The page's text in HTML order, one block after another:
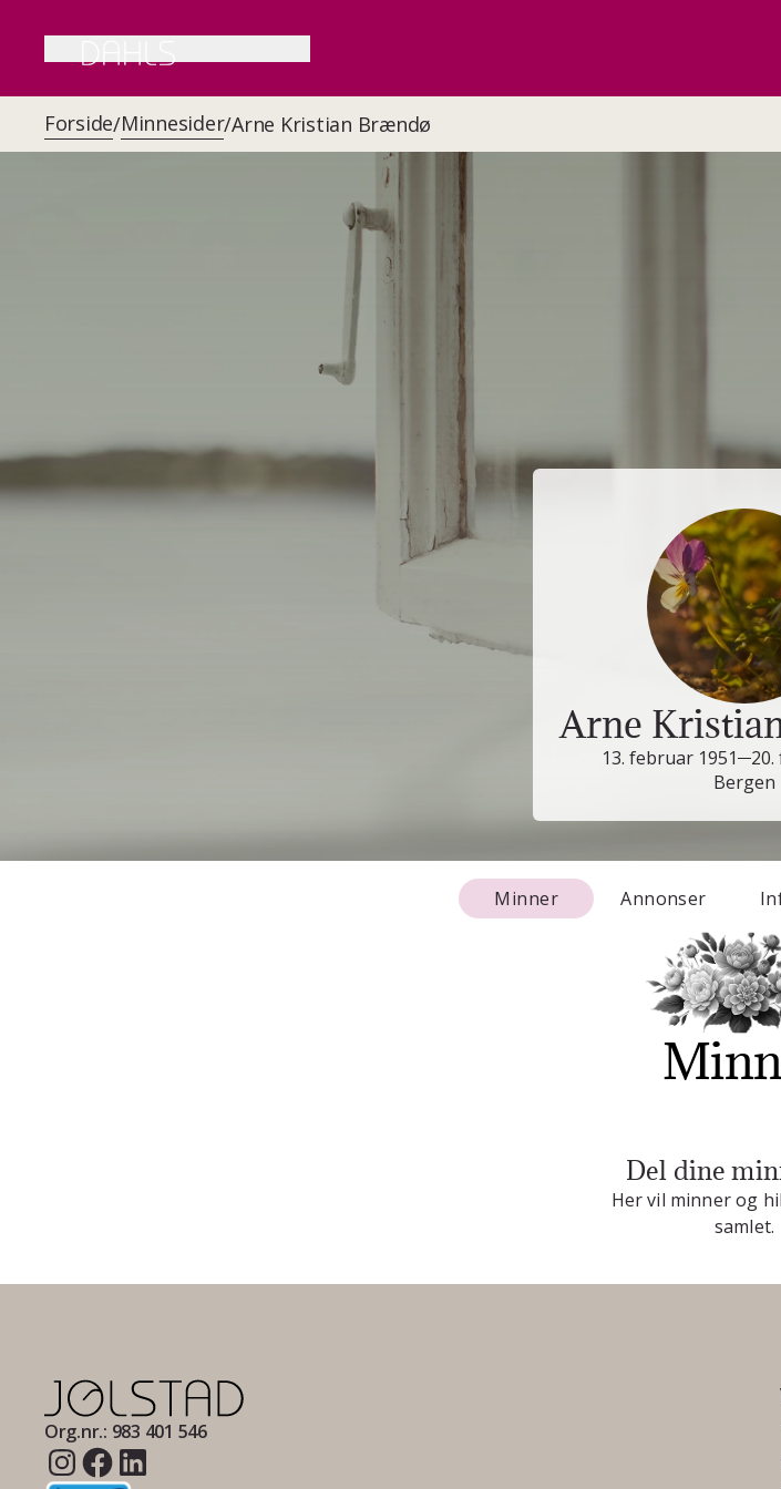
Forside/Minnesider/Arne Kristian Brændø
Arne
13. februar 1951
Bergen
Minner Annonser
Del dine
Her vil minner og
samlet.
Org.nr.: 983 401 546